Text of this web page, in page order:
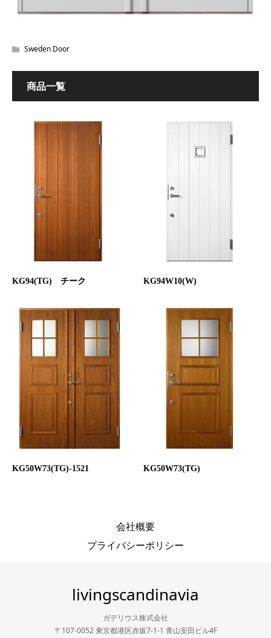
Sweden Door
商品一覧
KG94(TG) チーク KG94W10(W)
KG50W73(TG)-1521 KG50W73(TG)
会社概要
プライバシーポリシー
livingscandinavia
ガデリウス株式会社
〒107-0052 東京都港区赤坂7-1-1 青山安田ビル4F